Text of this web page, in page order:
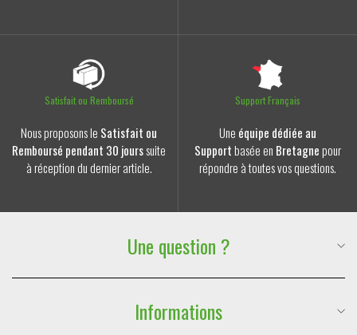
Satisfait ou Remboursé
Nous proposons le Satisfait ou
Remboursé pendant 30 jourssuite
à réception du dernier article.
Support Français
Une équipe dédiée au
Supportbasée en Bretagnepour
répondre à toutes vos questions.
Une question ?
Suivre ma commande
Téléphone :
06 59 88 77 47
E-mail :contact@lesdouxraveurs.fr
Informations